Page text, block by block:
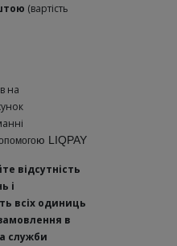
(вартість
на
ю LIQPAY
відсутність
і
всіх одиниць
в
служби